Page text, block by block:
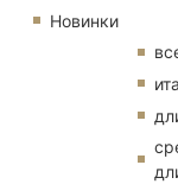
Новинки